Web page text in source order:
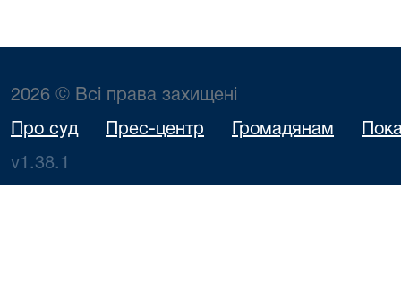
2026 © Всі права захищені
Про суд Прес-центр Громадянам
v1.38.1